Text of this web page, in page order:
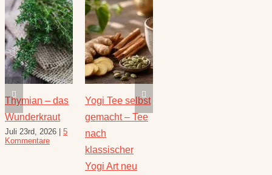
Thymian – das
Wunderkraut
Juli 23rd, 2026 | 5
Kommentare
Yogi Tee selbst
gemacht – Tee
nach
klassischer
Yogi Art neu